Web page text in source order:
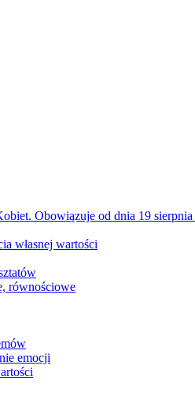
Obowiązuje od dnia 19
własnej wartości
równościowe
emocji